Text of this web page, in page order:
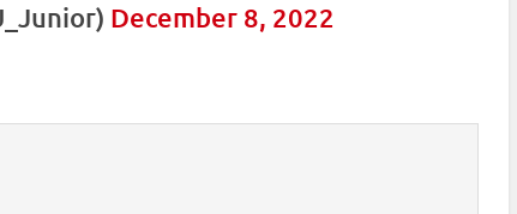
December 8, 2022